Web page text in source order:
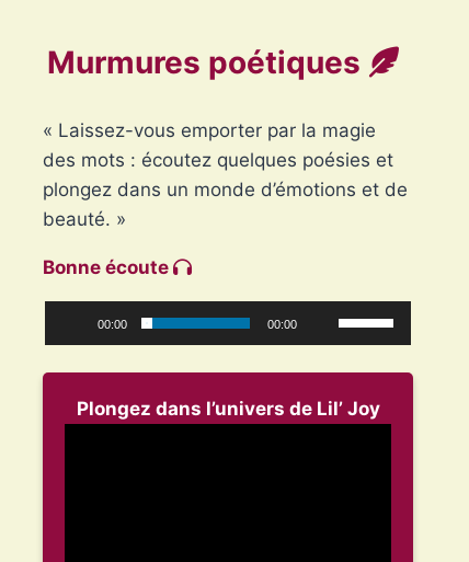
Murmures poétiques
« Laissez-vous emporter par la magie
des mots : écoutez quelques poésies et
plongez dans un monde d’émotions et de
beauté. »
Bonne écoute
00:00 00:00
Plongez dans l’univers de Lil’ Joy